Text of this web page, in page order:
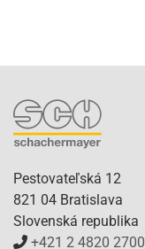
Pestovateľská 12
821 04 Bratislava
Slovenská republika
+421 2 4820 2700